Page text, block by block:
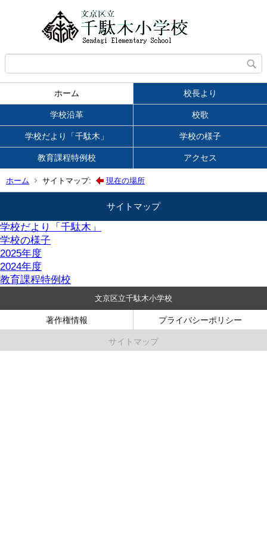
ホーム 校長より
学校沿革 校歌
学校だより「千駄木」 学校の様子
教育課程特例校 アクセス
ホーム サイトマップ: 現在の場所
サイトマップ
学校だより「千駄木」
学校の様子
2025年度
2024年度
教育課程特例校
文京区立千駄木小学校
著作権情報 プライバシーポリシー
サイトマップ